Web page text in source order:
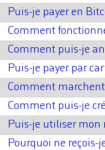
Puis-je payer en
Comment
Comment puis-je
Puis-je payer par
Comment
Comment puis-je
Puis-je utiliser mon
Pourquoi ne reçois-